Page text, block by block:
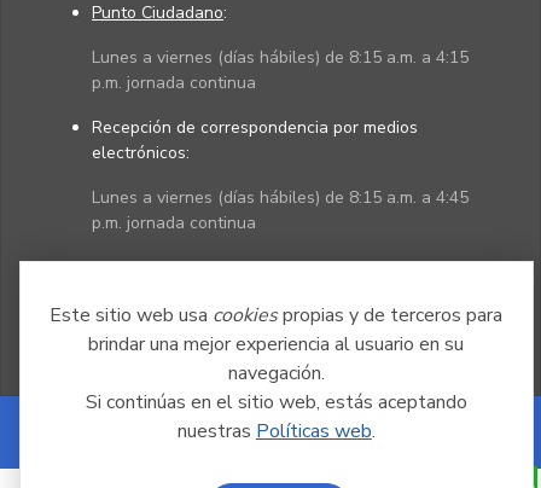
Este sitio web usa cookiespropias y de terceros para
brindar una mejor experiencia al usuario en su
navegación.
Si continúas en el sitio web, estás aceptando
nuestras Políticas web.
Punto Ciudadano:
Lunes a viernes (días hábiles) de 8:15 a.m. a 4:15
p.m. jornada continua
Recepción de correspondencia por medios
electrónicos:
Lunes a viernes (días hábiles) de 8:15 a.m. a 4:45
p.m. jornada continua
Powered by Nexura